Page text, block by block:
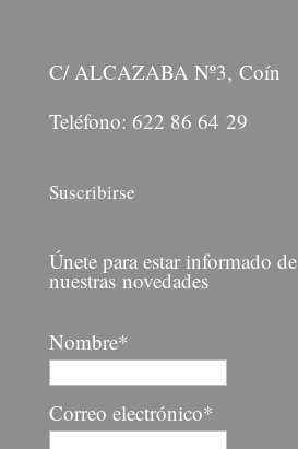
C/ ALCAZABA Nº3, Coín
Teléfono: 622 86 64 29
Suscribirse
Únete para estar informado de
nuestras novedades
Nombre*
Correo electrónico*